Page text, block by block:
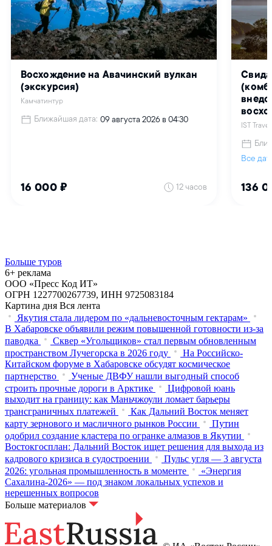
Больше туров
6+ реклама
ООО «Пресс Код ИТ»
ОГРН 1227700267739, ИНН 9725083184
Картина дня Вся лента
Якутия стала лидером по «дальневосточным гектарам»
В Хабаровске объявили режим повышенной готовности из‑за
паводка
Сквер «Угольщиков» стал первым обновленным
пространством Лучегорска в 2026 году
На Российско-
Китайском форуме в Хабаровске обсудят космическое
партнерство
Ученые ДВФУ нашли выгодный способ
строить прочные дороги в Арктике
Цифровой юань
выходит на границу: как Маньчжоули ломает барьеры
трансграничных платежей
Как Дальний Восток меняет
карту зернового и масличного рынков России
Путин
одобрил создание кластера по огранке алмазов в Якутии
Востокгосплан: Дальний Восток ищет решения для выхода из
кадрового кризиса в судостроении
Пульс угля — 3 августа
2026: угольная промышленность в моменте
«Энергия
Сахалина-2026» — под знаком локальных успехов и
нерешенных вопросов
Больше материалов